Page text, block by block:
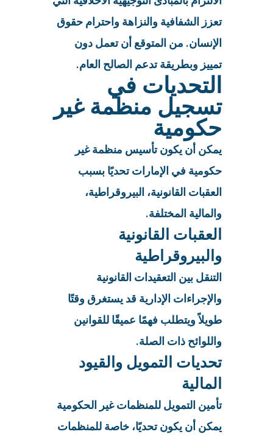
تعزز الشفافية والنزاهة واحترام حقوق
الإنسان. من المتوقع أن تعمل دون
تمييز وبطريقة تدعم الصالح العام.
التحديات في
تسجيل منظمة غير
حكومية
يمكن أن يكون تأسيس منظمة غير
حكومية في الإمارات تحديًا بسبب
العقبات القانونية، البيروقراطية،
والمالية المختلفة.
العقبات القانونية
والبيروقراطية
التنقل بين التعقيدات القانونية
والإجراءات الإدارية قد يستغرق وقتًا
طويلاً ويتطلب فهمًا عميقًا للقوانين
واللوائح ذات الصلة.
تحديات التمويل والقيود
المالية
تأمين التمويل للمنظمات غير الحكومية
يمكن أن يكون تحديًا، خاصة للمنظمات